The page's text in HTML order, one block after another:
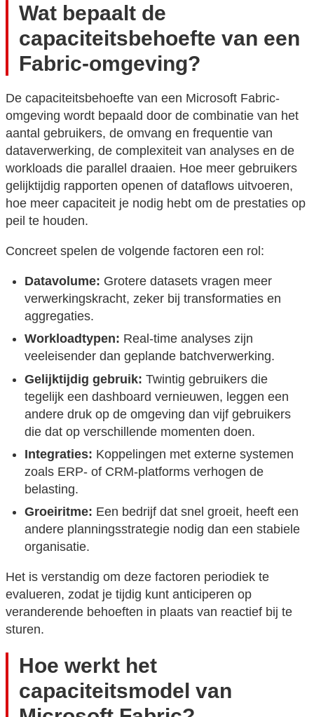
Wat bepaalt de
capaciteitsbehoefte van een
Fabric-omgeving?
De capaciteitsbehoefte van een Microsoft Fabric-
omgeving wordt bepaald door de combinatie van het
aantal gebruikers, de omvang en frequentie van
dataverwerking, de complexiteit van analyses en de
workloads die parallel draaien. Hoe meer gebruikers
gelijktijdig rapporten openen of dataflows uitvoeren,
hoe meer capaciteit je nodig hebt om de prestaties op
peil te houden.
Concreet spelen de volgende factoren een rol:
Datavolume: Grotere datasets vragen meer
verwerkingskracht, zeker bij transformaties en
aggregaties.
Workloadtypen: Real-time analyses zijn
veeleisender dan geplande batchverwerking.
Gelijktijdig gebruik: Twintig gebruikers die
tegelijk een dashboard vernieuwen, leggen een
andere druk op de omgeving dan vijf gebruikers
die dat op verschillende momenten doen.
Integraties: Koppelingen met externe systemen
zoals ERP- of CRM-platforms verhogen de
belasting.
Groeiritme: Een bedrijf dat snel groeit, heeft een
andere planningsstrategie nodig dan een stabiele
organisatie.
Het is verstandig om deze factoren periodiek te
evalueren, zodat je tijdig kunt anticiperen op
veranderende behoeften in plaats van reactief bij te
sturen.
Hoe werkt het
capaciteitsmodel van